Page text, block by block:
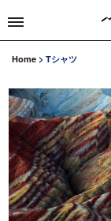
Home > Tシャツ